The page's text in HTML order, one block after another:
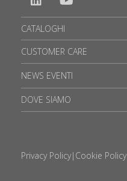
CATALOGHI
CUSTOMER CARE
NEWS EVENTI
DOVE SIAMO
Privacy Policy| Cookie Policy